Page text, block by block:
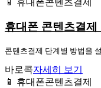
휴대폰 콘텐츠결
콘텐츠결제 단계별 방법을
바로콕자세히 보기
📱 휴대폰콘텐츠결제